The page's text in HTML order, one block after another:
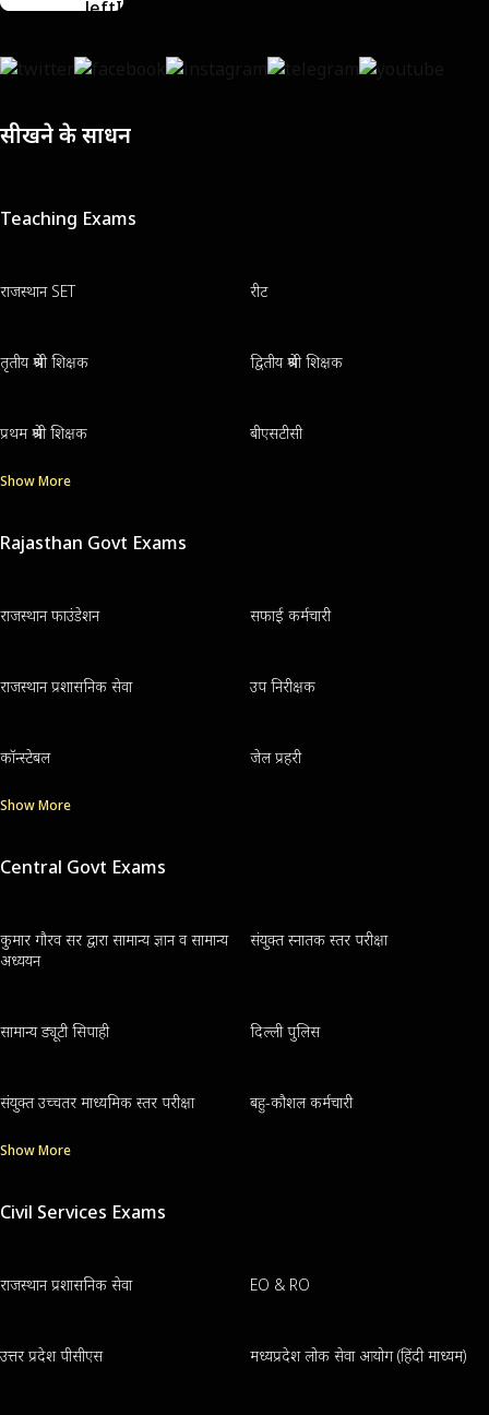
सीखने के साधन
Teaching Exams
राजस्थान SET रीट
तृतीय श्रेणी शिक्षक द्वितीय श्रेणी शिक्षक
प्रथम श्रेणी शिक्षक बीएसटीसी
Show More
Rajasthan Govt Exams
राजस्थान फाउंडेशन सफाई कर्मचारी
राजस्थान प्रशासनिक सेवा उप निरीक्षक
कॉन्स्टेबल जेल प्रहरी
Show More
Central Govt Exams
कुमार गौरव सर द्वारा सामान्य ज्ञान व सामान्य
अध्ययन
संयुक्त स्नातक स्तर परीक्षा
सामान्य ड्यूटी सिपाही दिल्ली पुलिस
संयुक्त उच्चतर माध्यमिक स्तर परीक्षा बहु-कौशल कर्मचारी
Show More
Civil Services Exams
राजस्थान प्रशासनिक सेवा EO & RO
उत्तर प्रदेश पीसीएस मध्यप्रदेश लोक सेवा आयोग (हिंदी माध्यम)